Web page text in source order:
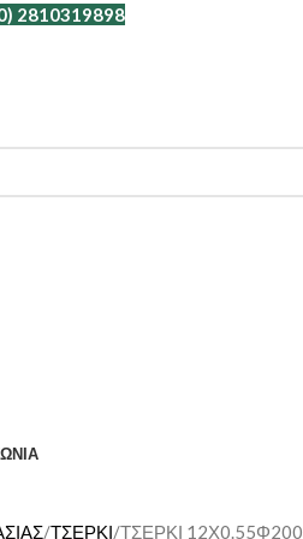
2810319898
ΤΣΕΡΚΙ ΤΣΕΡΚΙ 12Χ0.55Φ200